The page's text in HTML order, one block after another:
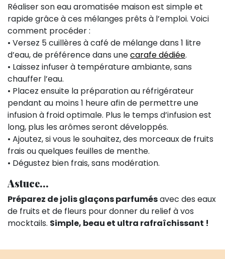
Réaliser son eau aromatisée maison est simple et
rapide grâce à ces mélanges prêts à l’emploi. Voici
comment procéder :
• Versez 5 cuillères à café de mélange dans 1 litre
d’eau, de préférence dans unecarafe dédiée.
• Laissez infuser à température ambiante, sans
chauffer l’eau.
• Placez ensuite la préparation au réfrigérateur
pendant au moins 1 heure afin de permettre une
infusion à froid optimale. Plus le temps d’infusion est
long, plus les arômes seront développés.
• Ajoutez, si vous le souhaitez, des morceaux de fruits
frais ou quelques feuilles de menthe.
• Dégustez bien frais, sans modération.
Astuce…
Préparez de jolis glaçons parfumésavec des eaux
de fruits et de fleurs pour donner du relief à vos
mocktails. Simple, beau et ultra rafraîchissant !